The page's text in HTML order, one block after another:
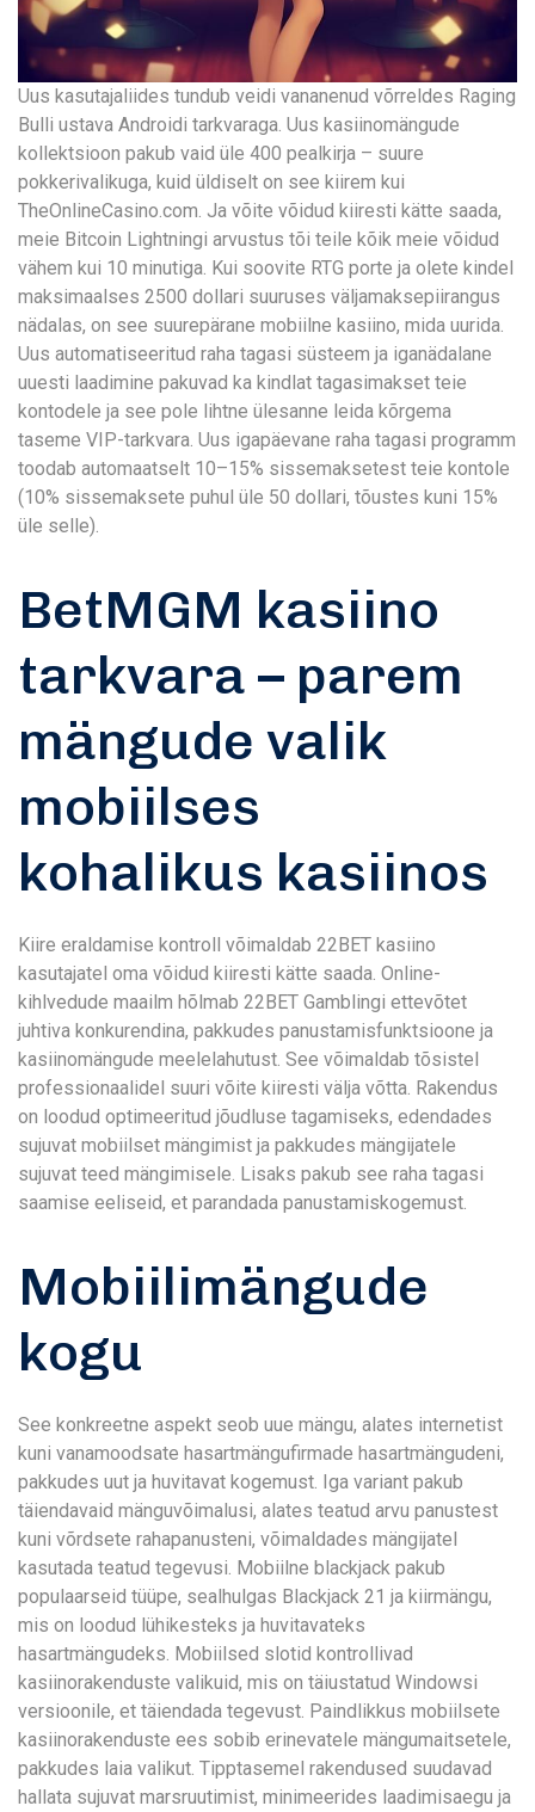
Uus kasutajaliides tundub veidi vananenud võrreldes Raging
Bulli ustava Androidi tarkvaraga. Uus kasiinomängude
kollektsioon pakub vaid üle 400 pealkirja – suure
pokkerivalikuga, kuid üldiselt on see kiirem kui
TheOnlineCasino.com. Ja võite võidud kiiresti kätte saada,
meie Bitcoin Lightningi arvustus tõi teile kõik meie võidud
vähem kui 10 minutiga. Kui soovite RTG porte ja olete kindel
maksimaalses 2500 dollari suuruses väljamaksepiirangus
nädalas, on see suurepärane mobiilne kasiino, mida uurida.
Uus automatiseeritud raha tagasi süsteem ja iganädalane
uuesti laadimine pakuvad ka kindlat tagasimakset teie
kontodele ja see pole lihtne ülesanne leida kõrgema
taseme VIP-tarkvara. Uus igapäevane raha tagasi programm
toodab automaatselt 10–15% sissemaksetest teie kontole
(10% sissemaksete puhul üle 50 dollari, tõustes kuni 15%
üle selle).
BetMGM kasiino
tarkvara – parem
mängude valik
mobiilses
kohalikus kasiinos
Kiire eraldamise kontroll võimaldab 22BET kasiino
kasutajatel oma võidud kiiresti kätte saada. Online-
kihlvedude maailm hõlmab 22BET Gamblingi ettevõtet
juhtiva konkurendina, pakkudes panustamisfunktsioone ja
kasiinomängude meelelahutust. See võimaldab tõsistel
professionaalidel suuri võite kiiresti välja võtta. Rakendus
on loodud optimeeritud jõudluse tagamiseks, edendades
sujuvat mobiilset mängimist ja pakkudes mängijatele
sujuvat teed mängimisele. Lisaks pakub see raha tagasi
saamise eeliseid, et parandada panustamiskogemust.
Mobiilimängude
kogu
See konkreetne aspekt seob uue mängu, alates internetist
kuni vanamoodsate hasartmängufirmade hasartmängudeni,
pakkudes uut ja huvitavat kogemust. Iga variant pakub
täiendavaid mänguvõimalusi, alates teatud arvu panustest
kuni võrdsete rahapanusteni, võimaldades mängijatel
kasutada teatud tegevusi. Mobiilne blackjack pakub
populaarseid tüüpe, sealhulgas Blackjack 21 ja kiirmängu,
mis on loodud lühikesteks ja huvitavateks
hasartmängudeks. Mobiilsed slotid kontrollivad
kasiinorakenduste valikuid, mis on täiustatud Windowsi
versioonile, et täiendada tegevust. Paindlikkus mobiilsete
kasiinorakenduste ees sobib erinevatele mängumaitsetele,
pakkudes laia valikut. Tipptasemel rakendused suudavad
hallata sujuvat marsruutimist, minimeerides laadimisaegu ja